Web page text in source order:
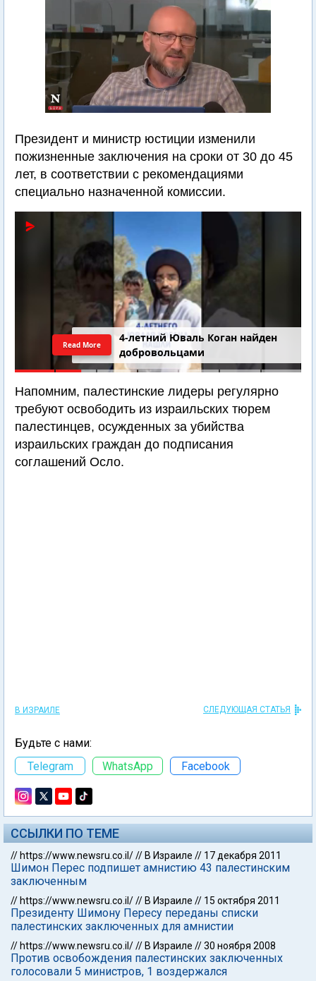
Президент и министр юстиции изменили
пожизненные заключения на сроки от 30 до 45
лет, в соответствии с рекомендациями
специально назначенной комиссии.
4-летний Юваль Коган найден
добровольцами
Read More
Напомним, палестинские лидеры регулярно
требуют освободить из израильских тюрем
палестинцев, осужденных за убийства
израильских граждан до подписания
соглашений Осло.
В ИЗРАИЛЕ СЛЕДУЮЩАЯ СТАТЬЯ
Будьте с нами:
Telegram
WhatsApp Facebook
ССЫЛКИ ПО ТЕМЕ
// https://www.newsru.co.il/// В Израиле // 17 декабря 2011
Шимон Перес подпишет амнистию 43 палестинским
заключенным
// https://www.newsru.co.il/// В Израиле // 15 октября 2011
Президенту Шимону Пересу переданы списки
палестинских заключенных для амнистии
// https://www.newsru.co.il/// В Израиле //30 ноября 2008
Против освобождения палестинских заключенных
голосовали 5 министров, 1 воздержался